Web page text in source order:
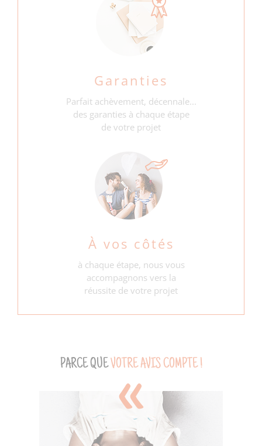
Garanties
Parfait achèvement, décennale...
des garanties à chaque étape
de votre projet
À vos côtés
à chaque étape, nous vous
accompagnons vers la
réussite de votre projet
PARCE QUEVOTRE AVIS COMPTE !